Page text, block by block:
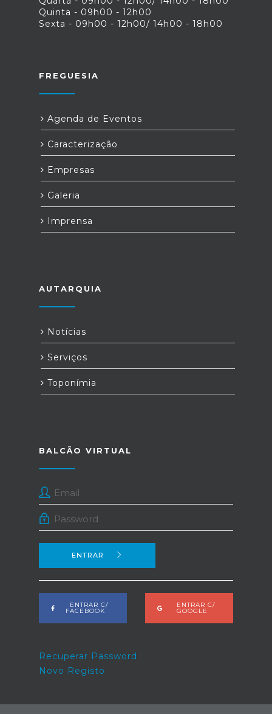
Quinta - 09h00 - 12h00
Sexta - 09h00 - 12h00/ 14h00 - 18h00
FREGUESIA
Agenda de Eventos
Caracterização
Empresas
Galeria
Imprensa
AUTARQUIA
Notícias
Serviços
Toponímia
BALCÃO VIRTUAL
ENTRAR
ENTRAR C/
FACEBOOK
ENTRAR C/
GOOGLE
Recuperar Password
Novo Registo